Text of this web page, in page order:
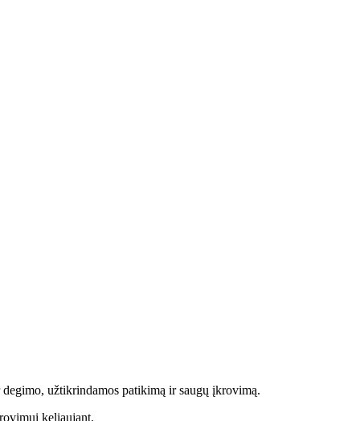
užtikrindamos patikimą ir saugų įkrovimą.
keliaujant.